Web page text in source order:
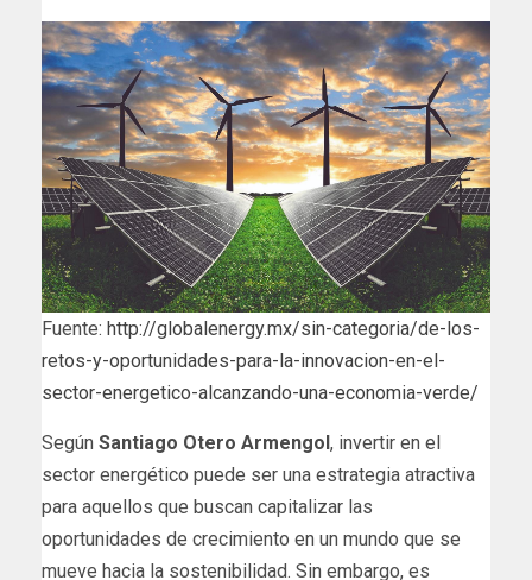
Fuente: http://globalenergy.mx/sin-categoria/de-los-
retos-y-oportunidades-para-la-innovacion-en-el-
sector-energetico-alcanzando-una-economia-verde/
Según Santiago Otero Armengol, invertir en el
sector energético puede ser una estrategia atractiva
para aquellos que buscan capitalizar las
oportunidades de crecimiento en un mundo que se
mueve hacia la sostenibilidad. Sin embargo, es